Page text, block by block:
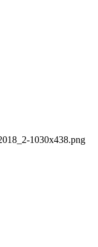
1030x438.png